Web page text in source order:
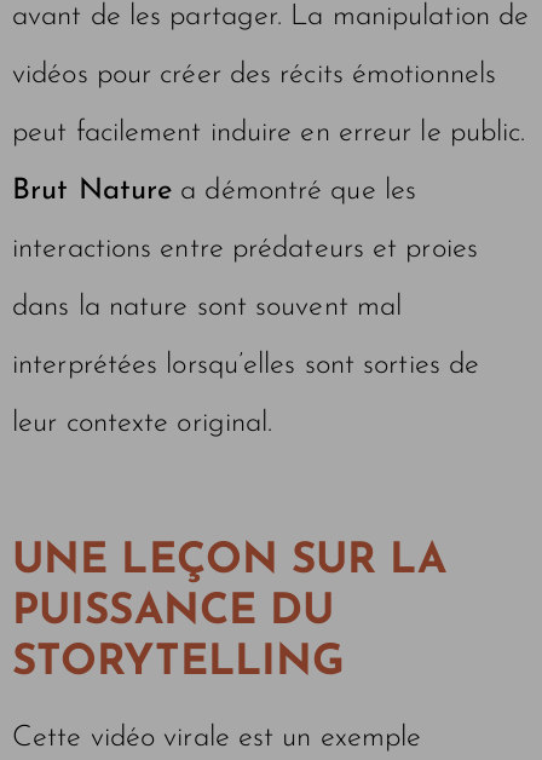
avant de les partager. La manipulation de
vidéos pour créer des récits émotionnels
peut facilement induire en erreur le public.
Brut Nature a démontré que les
interactions entre prédateurs et proies
dans la nature sont souvent mal
interprétées lorsqu’elles sont sorties de
leur contexte original.
UNE LEÇON SUR LA
PUISSANCE DU
STORYTELLING
Cette vidéo virale est un exemple